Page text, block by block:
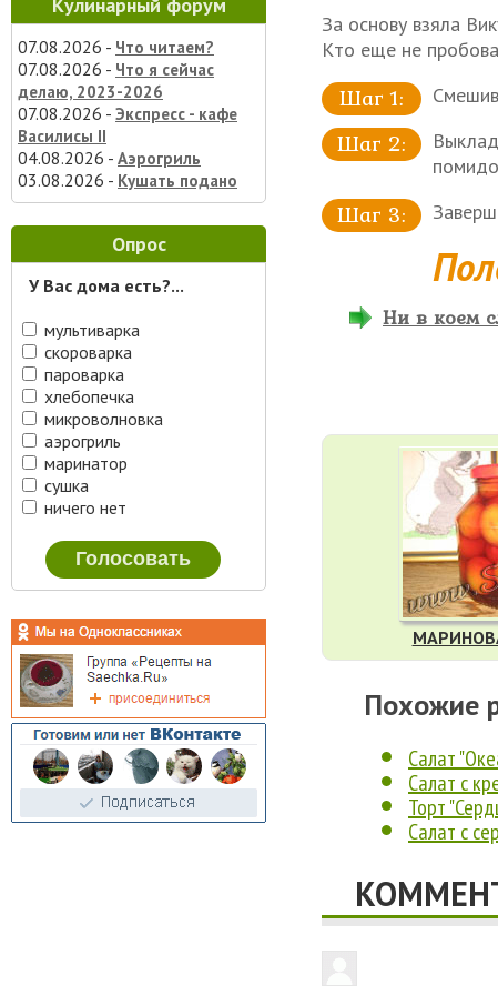
07.08.2026 - Что читаем?
07.08.2026 - Что я сейчас
делаю, 2023-2026
07.08.2026 - Экспресс - кафе
Василисы II
04.08.2026 - Аэрогриль
03.08.2026 - Кушать подано
Опрос
У Вас дома есть?...
мультиварка
скороварка
пароварка
хлебопечка
микроволновка
аэрогриль
маринатор
сушка
ничего нет
За основу взяла
Кто еще не
Ни в коем
Похожие
Салат
Салат с
Торт
Салат с